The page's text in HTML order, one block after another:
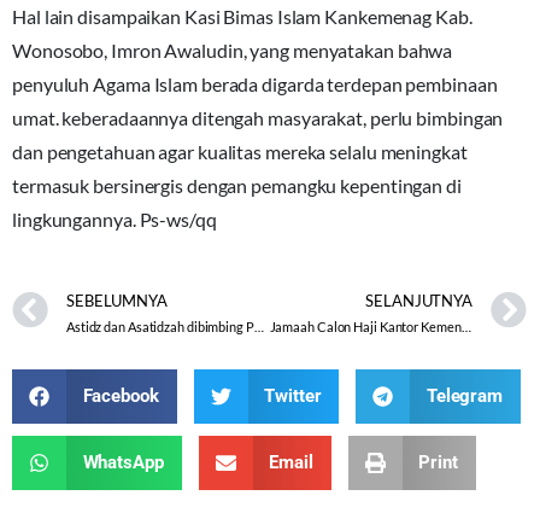
Hal lain disampaikan Kasi Bimas Islam Kankemenag Kab.
Wonosobo, Imron Awaludin, yang menyatakan bahwa
penyuluh Agama Islam berada digarda terdepan pembinaan
umat. keberadaannya ditengah masyarakat, perlu bimbingan
dan pengetahuan agar kualitas mereka selalu meningkat
termasuk bersinergis dengan pemangku kepentingan di
lingkungannya. Ps-ws/qq
SEBELUMNYA
Astidz dan Asatidzah dibimbing Pemulasaran Jenazah Oleh Kankemenag
SELANJUTNYA
Jamaah Calon Haji Kantor Kemenag Kabupaten Wonosobo Terima Vaksinasi Covid19
Facebook Twitter Telegram
WhatsApp Email Print